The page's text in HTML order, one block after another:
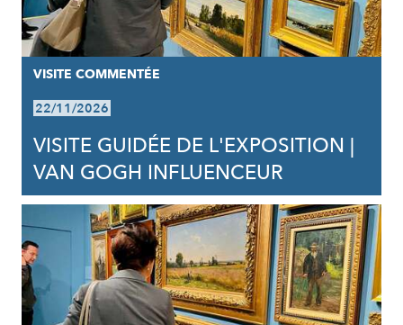
VISITE COMMENTÉE
22/11/2026
VISITE GUIDÉE DE L'EXPOSITION |
VAN GOGH INFLUENCEUR